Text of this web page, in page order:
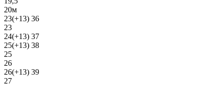
20м
23(+13) 36
23
24(+13) 37
25(+13) 38
25
26
26(+13) 39
27